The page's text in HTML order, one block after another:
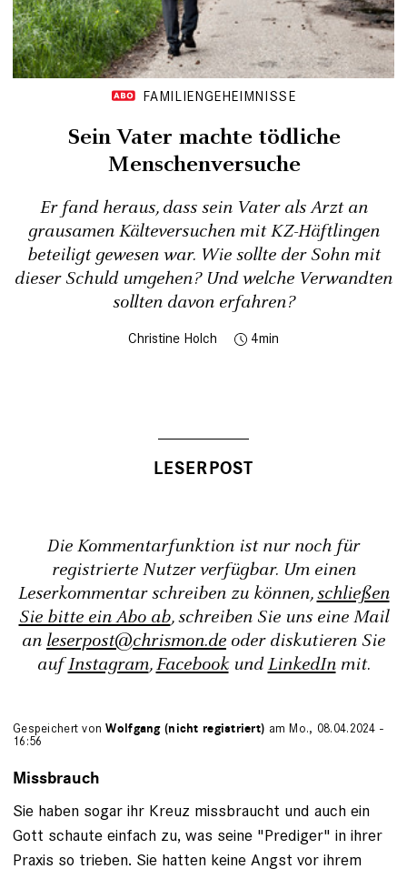
FAMILIENGEHEIMNISSE
Sein Vater machte tödliche
Menschenversuche
Er fand heraus, dass sein Vater als Arzt an
grausamen Kälteversuchen mit KZ-Häftlingen
beteiligt gewesen war. Wie sollte der Sohn mit
dieser Schuld umgehen? Und welche Verwandten
sollten davon erfahren?
Christine Holch 4
Die Kommentarfunktion ist nur noch für
registrierte Nutzer verfügbar. Um einen
Leserkommentar schreiben zu können,schließen
Sie bitte ein Abo ab, schreiben Sie uns eine Mail
an leserpost@chrismon.de oder diskutieren Sie
aufInstagram,FacebookundLinkedInmit.
Gespeichert vonWolfgang (nicht registriert) am Mo., 08.04.2024 -
16:56
Missbrauch
Sie haben sogar ihr Kreuz missbraucht und auch ein
Gott schaute einfach zu, was seine "Prediger" in ihrer
Praxis so trieben. Sie hatten keine Angst vor ihrem